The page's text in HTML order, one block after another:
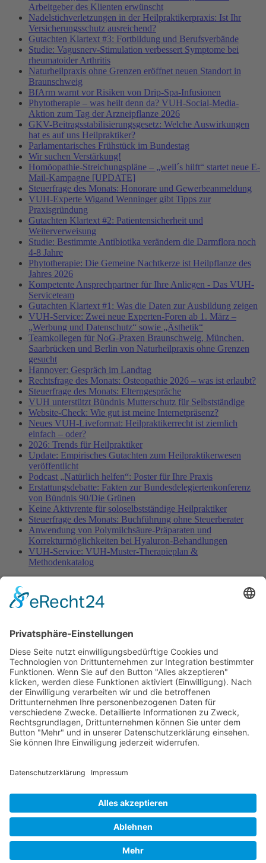
Arbeitgeber des Klienten erwünscht
Nadelstichverletzungen in der Heilpraktikerpraxis: Ist Ihr
Versicherungsschutz ausreichend?
Gutachten Klartext #3: Fortbildung und Berufsverbände
Studie: Vagusnerv-Stimulation verbessert Symptome bei
rheumatoider Arthritis
Naturheilpraxis ohne Grenzen eröffnet neuen Standort in
Braunschweig
BfArm warnt vor Risiken von Drip-Spa-Infusionen
Phytotherapie – was heilt denn da? VUH-Social-Media-
Aktion zum Tag der Arzneipflanze 2026
GKV-Beitragsstabilisierungsgesetz: Welche Auswirkungen
hat es auf uns Heilpraktiker?
Parlamentarisches Frühstück im Bundestag
Wir suchen Verstärkung!
Homöopathie-Streichungspläne – „weil´s hilft“ startet neue E-
Mail-Kampagne [UPDATE]
Steuerfrage des Monats: Honorare und Gewerbeanmeldung
VUH-Experte Wigand Wenninger gibt Tipps zur
Praxisgründung
Gutachten Klartext #2: Patientensicherheit und
Weiterverweisung
Studie: Bestimmte Antibiotika verändern die Darmflora noch
4-8 Jahre
Phytotherapie: Die Gemeine Nachtkerze ist Heilpflanze des
Jahres 2026
Kompetente Ansprechpartner für Ihre Anliegen - Das VUH-
Serviceteam
Gutachten Klartext #1: Was die Daten zur Ausbildung zeigen
VUH-Service: Zwei neue Experten-Foren ab 1. März –
„Werbung und Datenschutz“ sowie „Ästhetik“
Teamkollegen für NoG-Praxen Braunschweig, München,
Saarbrücken und Berlin von Naturheilpraxis ohne Grenzen
gesucht
Hannover: Gespräch im Landtag
Rechtsfrage des Monats: Osteopathie 2026 – was ist erlaubt?
Steuerfrage des Monats: Elterngespräche
VUH unterstützt Bündnis Mutterschutz für Selbstständige
Website-Check: Wie gut ist meine Internetpräsenz?
Neues VUH-Liveformat: Heilpraktikerrecht ist ziemlich
einfach – oder?
2026: Trends für Heilpraktiker
Update: Empirisches Gutachten zum Heilpraktikerwesen
veröffentlicht
Podcast „Natürlich helfen“: Poster für Ihre Praxis
Erstattungsdebatte: Fakten zur Bundesdelegiertenkonferenz
von Bündnis 90/Die Grünen
Keine Aktivrente für soloselbstständige Heilpraktiker
Steuerfrage des Monats: Buchführung ohne Steuerberater
Anwendung von Polymilchsäure-Präparaten und
Korrekturmöglichkeiten bei Hyaluron-Behandlungen
VUH-Service: VUH-Muster-Therapieplan &
Methodenkatalog
Fachinformationen
Erstattungsfähige rezeptfreie Medikamente
Studie: Reduziert das Darmbakterium Bacteroides vulgatus
Heißhunger auf Süßes?
Verband Unabhängiger Heilpraktiker e.V.
Diese E-Mail-Adresse ist vor Spambots geschützt! Zur
Anzeige muss JavaScript eingeschaltet sein!
0261-1349 8000
38100 Braunschweig
Impressum